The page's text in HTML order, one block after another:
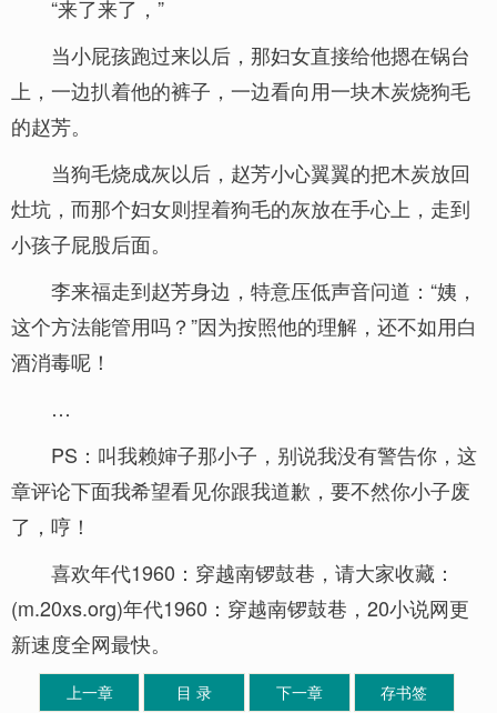
“来了来了，”
当小屁孩跑过来以后，那妇女直接给他摁在锅台
上，一边扒着他的裤子，一边看向用一块木炭烧狗毛
的赵芳。
当狗毛烧成灰以后，赵芳小心翼翼的把木炭放回
灶坑，而那个妇女则捏着狗毛的灰放在手心上，走到
小孩子屁股后面。
李来福走到赵芳身边，特意压低声音问道：“姨，
这个方法能管用吗？”因为按照他的理解，还不如用白
酒消毒呢！
…
PS：叫我赖婶子那小子，别说我没有警告你，这
章评论下面我希望看见你跟我道歉，要不然你小子废
了，哼！
喜欢年代1960：穿越南锣鼓巷，请大家收藏：
(m.20xs.org)年代1960：穿越南锣鼓巷，20小说网更
新速度全网最快。
上一章 目 录 下一章 存书签